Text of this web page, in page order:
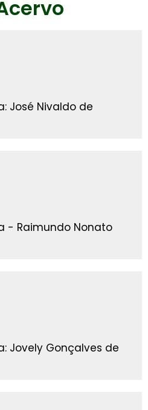
José Nivaldo de
- Raimundo Nonato
Jovely Gonçalves de